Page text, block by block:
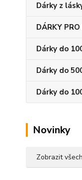
Dárky z
DÁRKY PRO
Dárky do
Dárky do
Dárky do
Novinky
Zobrazit